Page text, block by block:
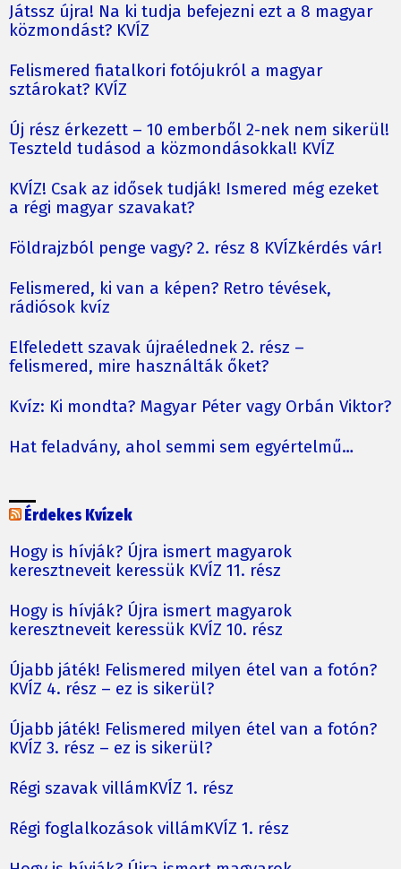
Játssz újra! Na ki tudja befejezni ezt a 8 magyar
közmondást? KVÍZ
Felismered fiatalkori fotójukról a magyar
sztárokat? KVÍZ
Új rész érkezett – 10 emberből 2-nek nem sikerül!
Teszteld tudásod a közmondásokkal! KVÍZ
KVÍZ! Csak az idősek tudják! Ismered még ezeket
a régi magyar szavakat?
Földrajzból penge vagy? 2. rész 8 KVÍZkérdés vár!
Felismered, ki van a képen? Retro tévések,
rádiósok kvíz
Elfeledett szavak újraélednek 2. rész –
felismered, mire használták őket?
Kvíz: Ki mondta? Magyar Péter vagy Orbán Viktor?
Hat feladvány, ahol semmi sem egyértelmű…
Érdekes Kvízek
Hogy is hívják? Újra ismert magyarok
keresztneveit keressük KVÍZ 11. rész
Hogy is hívják? Újra ismert magyarok
keresztneveit keressük KVÍZ 10. rész
Újabb játék! Felismered milyen étel van a fotón?
KVÍZ 4. rész – ez is sikerül?
Újabb játék! Felismered milyen étel van a fotón?
KVÍZ 3. rész – ez is sikerül?
Régi szavak villámKVÍZ 1. rész
Régi foglalkozások villámKVÍZ 1. rész